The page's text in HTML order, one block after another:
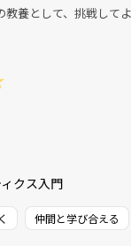
養として、挑戦してよ
クス入門
仲間と学び合える